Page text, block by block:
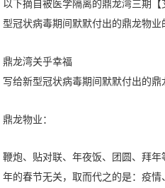
以下摘自被医学隔离的鼎龙湾三期
型冠状病毒期间默默付出的鼎龙物业
鼎龙湾关乎幸福
写给新型冠状病毒期间默默付出的
鼎龙物业：
鞭炮、贴对联、年夜饭、团圆、拜
年的春节无关，取而代之的是：疫